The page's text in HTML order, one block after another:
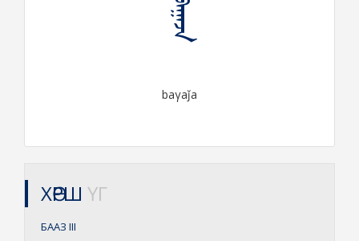
ᠪᠠᠭᠠᠵᠠ
baγaǰa
ХӨРШ ҮГ
БААЗ III